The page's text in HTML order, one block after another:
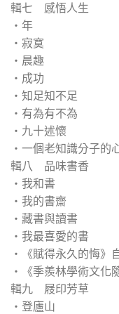
輯七 感悟人生
‧年
‧寂寞
‧晨趣
‧成功
‧知足知不足
‧有為有不為
‧九十述懷
‧一個老知識分子的
輯八 品味書香
‧我和書
‧我的書齋
‧藏書與讀書
‧我最喜愛的書
‧《賦得永久的悔》
‧《季羨林學術文化
輯九 屐印芳草
‧登廬山